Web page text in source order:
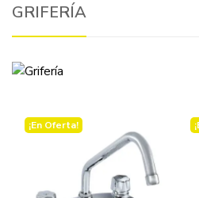
GRIFERÍA
¡En Oferta!